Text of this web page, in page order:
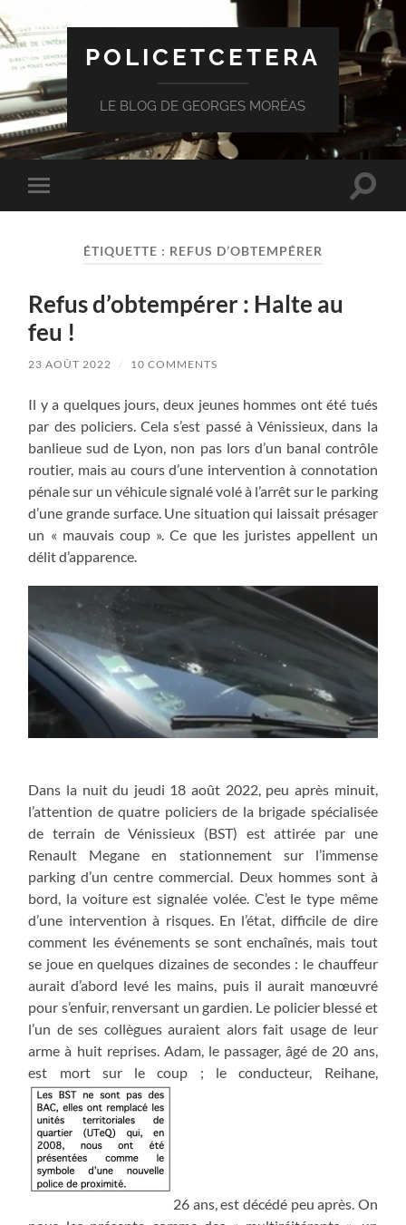
POLICETCETERA
LE BLOG DE GEORGES MORÉAS
Toggle
mobile
Toggle
ÉTIQUETTE : REFUS D’OBTEMPÉRER
Refus d’obtempérer : Halte au
feu !
23 AOÛT 2022 / 10 COMMENTS
Il y a quelques jours, deux jeunes hommes ont été tués
par des policiers. Cela s’est passé à Vénissieux, dans la
banlieue sud de Lyon, non pas lors d’un banal contrôle
routier, mais au cours d’une intervention à connotation
pénale sur un véhicule signalé volé à l’arrêt sur le parking
d’une grande surface. Une situation qui laissait présager
un « mauvais coup ». Ce que les juristes appellent un
délit d’apparence.
Dans la nuit du jeudi 18 août 2022, peu après minuit,
l’attention de quatre policiers de la brigade spécialisée
de terrain de Vénissieux (BST) est attirée par une
Renault Megane en stationnement sur l’immense
parking d’un centre commercial. Deux hommes sont à
bord, la voiture est signalée volée. C’est le type même
d’une intervention à risques. En l’état, difficile de dire
comment les événements se sont enchaînés, mais tout
se joue en quelques dizaines de secondes : le chauffeur
aurait d’abord levé les mains, puis il aurait manœuvré
pour s’enfuir, renversant un gardien. Le policier blessé et
l’un de ses collègues auraient alors fait usage de leur
arme à huit reprises. Adam, le passager, âgé de 20 ans,
est mort sur le coup ; le conducteur, Reihane,
26 ans, est décédé peu après. On